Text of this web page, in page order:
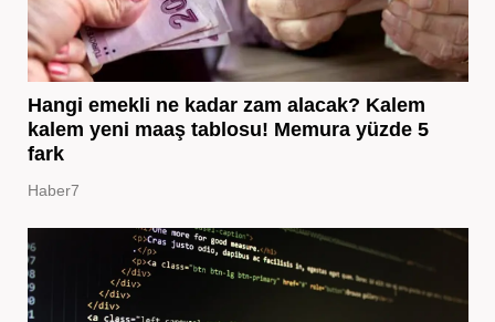
Hangi emekli ne kadar zam alacak? Kalem
kalem yeni maaş tablosu! Memura yüzde 5
fark
Haber7